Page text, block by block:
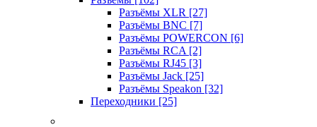
Разъёмы XLR [27]
Разъёмы BNC [7]
Разъёмы POWERCON [6]
Разъёмы RCA [2]
Разъёмы RJ45 [3]
Разъёмы Jack [25]
Разъёмы Speakon [32]
Переходники [25]